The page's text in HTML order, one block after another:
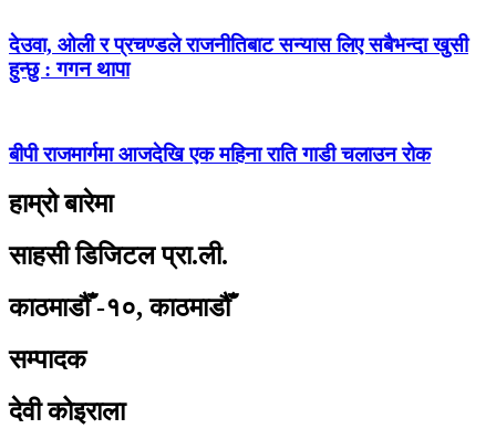
देउवा, ओली र प्रचण्डले राजनीतिबाट सन्यास लिए सबैभन्दा खुसी
हुन्छु : गगन थापा
बीपी राजमार्गमा आजदेखि एक महिना राति गाडी चलाउन रोक
हाम्रो बारेमा
साहसी डिजिटल प्रा.ली.
काठमाडौँ -१०, काठमाडौँ
सम्पादक
देवी कोइराला